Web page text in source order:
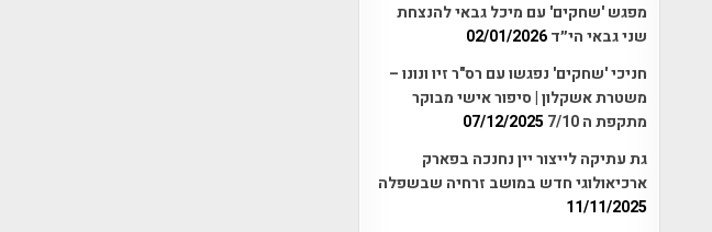
מפגש 'שחקים' עם מיכל גבאי להנצחת
שני גבאי הי״ד02/01/2026
חניכי 'שחקים' נפגשו עם רס"ר זיו ונונו –
משטרת אשקלון | סיפור אישי מבוקר
מתקפת ה 7/10
07/12/2025
גת עתיקה לייצור יין נחנכה בפארק
ארכיאולוגי חדש במושב זרחיה שבשפלה
11/11/2025